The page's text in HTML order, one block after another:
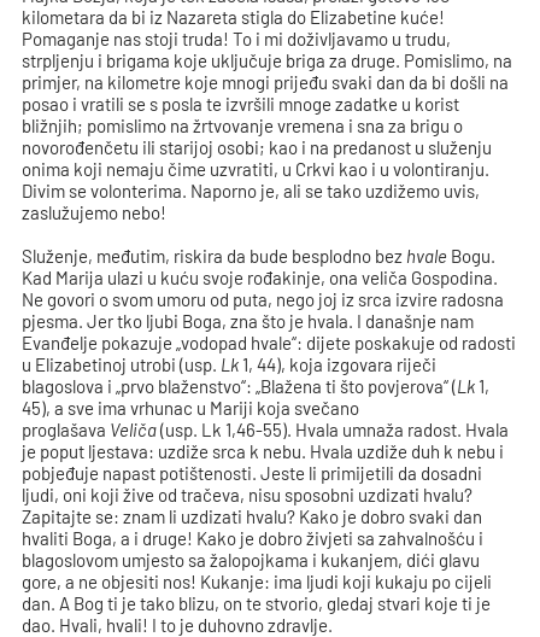
kilometara da bi iz Nazareta stigla do Elizabetine kuće!
Pomaganje nas stoji truda! To i mi doživljavamo u trudu,
strpljenju i brigama koje uključuje briga za druge. Pomislimo, na
primjer, na kilometre koje mnogi prijeđu svaki dan da bi došli na
posao i vratili se s posla te izvršili mnoge zadatke u korist
bližnjih; pomislimo na žrtvovanje vremena i sna za brigu o
novorođenčetu ili starijoj osobi; kao i na predanost u služenju
onima koji nemaju čime uzvratiti, u Crkvi kao i u volontiranju.
Divim se volonterima. Naporno je, ali se tako uzdižemo uvis,
zaslužujemo nebo!
Služenje, međutim, riskira da bude besplodno bez hvale Bogu.
Kad Marija ulazi u kuću svoje rođakinje, ona veliča Gospodina.
Ne govori o svom umoru od puta, nego joj iz srca izvire radosna
pjesma. Jer tko ljubi Boga, zna što je hvala. I današnje nam
Evanđelje pokazuje „vodopad hvale“: dijete poskakuje od radosti
u Elizabetinoj utrobi (usp. Lk 1, 44), koja izgovara riječi
blagoslova i „prvo blaženstvo“: „Blažena ti što povjerova“ (Lk 1,
45), a sve ima vrhunac u Mariji koja svečano
proglašava Veliča(usp. Lk 1,46-55). Hvala umnaža radost. Hvala
je poput ljestava: uzdiže srca k nebu. Hvala uzdiže duh k nebu i
pobjeđuje napast potištenosti. Jeste li primijetili da dosadni
ljudi, oni koji žive od tračeva, nisu sposobni uzdizati hvalu?
Zapitajte se: znam li uzdizati hvalu? Kako je dobro svaki dan
hvaliti Boga, a i druge! Kako je dobro živjeti sa zahvalnošću i
blagoslovom umjesto sa žalopojkama i kukanjem, dići glavu
gore, a ne objesiti nos! Kukanje: ima ljudi koji kukaju po cijeli
dan. A Bog ti je tako blizu, on te stvorio, gledaj stvari koje ti je
dao. Hvali, hvali! I to je duhovno zdravlje.